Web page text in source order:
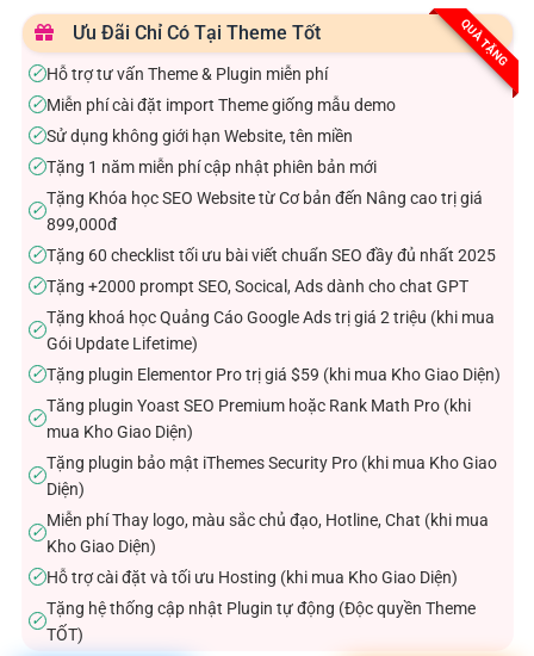
800.000₫.
là:
299.000₫.
QUÀ TẶNG
Ưu Đãi Chỉ Có Tại Theme Tốt
✓Hỗ trợ tư vấn Theme & Plugin miễn phí
✓Miễn phí cài đặt import Theme giống mẫu demo
✓Sử dụng không giới hạn Website, tên miền
✓Tặng 1 năm miễn phí cập nhật phiên bản mới
✓
Tặng Khóa học SEO Website từ Cơ bản đến Nâng cao trị giá
899,000đ
✓Tặng 60 checklist tối ưu bài viết chuẩn SEO đầy đủ nhất 2025
✓Tặng +2000 prompt SEO, Socical, Ads dành cho chat GPT
✓
Tặng khoá học Quảng Cáo Google Ads trị giá 2 triệu (khi mua
Gói Update Lifetime)
✓Tặng plugin Elementor Pro trị giá $59 (khi mua Kho Giao Diện)
✓
Tăng plugin Yoast SEO Premium hoặc Rank Math Pro (khi
mua Kho Giao Diện)
✓
Tặng plugin bảo mật iThemes Security Pro (khi mua Kho Giao
Diện)
✓
Miễn phí Thay logo, màu sắc chủ đạo, Hotline, Chat (khi mua
Kho Giao Diện)
✓Hỗ trợ cài đặt và tối ưu Hosting (khi mua Kho Giao Diện)
✓
Tặng hệ thống cập nhật Plugin tự động (Độc quyền Theme
TỐT)